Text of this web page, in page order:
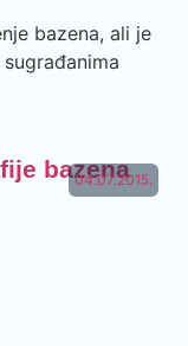
bazena, ali je
04.07.2015.
bazena